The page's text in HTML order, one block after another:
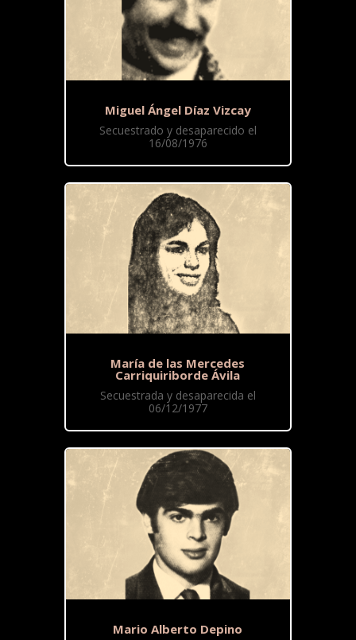
Miguel Ángel Díaz Vizcay
Secuestrado y desaparecido el
16/08/1976
María de las Mercedes
Carriquiriborde Ávila
Secuestrada y desaparecida el
06/12/1977
Mario Alberto Depino